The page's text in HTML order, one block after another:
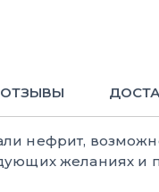
ОТЗЫВЫ
нефрит,
желаниях и